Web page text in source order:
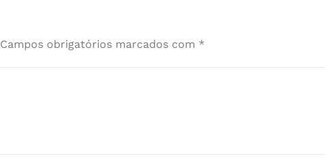
Campos obrigatórios marcados com *